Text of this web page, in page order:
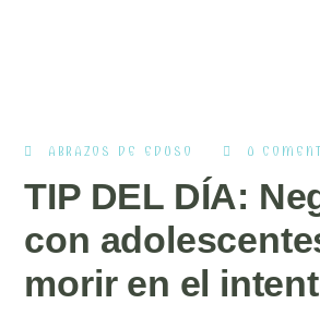
ABRAZOS DE EDUSO 0
TIP DEL DÍA:
con
morir en el